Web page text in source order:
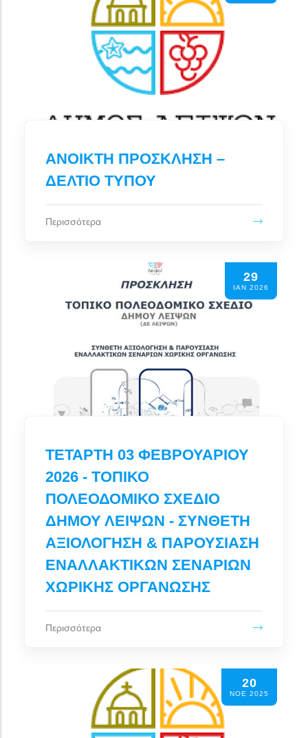
ΑΝΟΙΚΤΗ ΠΡΟΣΚΛΗΣΗ –
ΔΕΛΤΙΟ ΤΥΠΟΥ
Περισσότερα
29
ΙΑΝ 2026
ΤΕΤΑΡΤΗ 03 ΦΕΒΡΟΥΑΡΙΟΥ
2026 - ΤΟΠΙΚΟ
ΠΟΛΕΟΔΟΜΙΚΟ ΣΧΕΔΙΟ
ΔΗΜΟΥ ΛΕΙΨΩΝ - ΣΥΝΘΕΤΗ
ΑΞΙΟΛΟΓΗΣΗ & ΠΑΡΟΥΣΙΑΣΗ
ΕΝΑΛΛΑΚΤΙΚΩΝ ΣΕΝΑΡΙΩΝ
ΧΩΡΙΚΗΣ ΟΡΓΑΝΩΣΗΣ
Περισσότερα
20
ΝΟΕ 2025